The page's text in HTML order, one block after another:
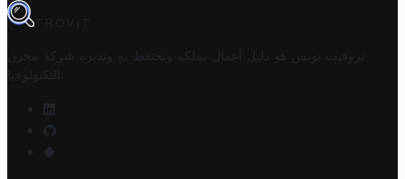
TROVIT
تروفيت تونس هو دليل أعمال تملكه وتحتفظ به وتديره
شركة مخزن
التكنولوجيا